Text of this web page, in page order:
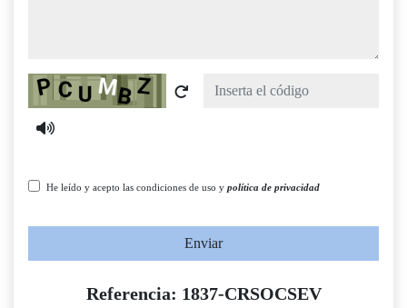
Captcha
He leído y acepto las condiciones de uso y política de privacidad
Enviar
Referencia: 1837-CRSOCSEV